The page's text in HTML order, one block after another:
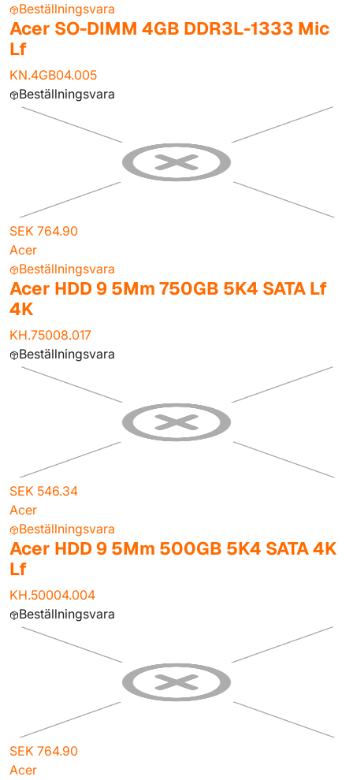
Beställningsvara
Acer SO-DIMM 4GB DDR3L-1333 Mic
Lf
KN.4GB04.005
Beställningsvara
SEK 764.90
Acer
Beställningsvara
Acer HDD 9 5Mm 750GB 5K4 SATA Lf
4K
KH.75008.017
Beställningsvara
SEK 546.34
Acer
Beställningsvara
Acer HDD 9 5Mm 500GB 5K4 SATA 4K
Lf
KH.50004.004
Beställningsvara
SEK 764.90
Acer